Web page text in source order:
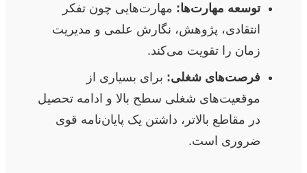
توسعه مهارت‌ها: مهارت‌هایی چون تفکر
انتقادی، پژوهش، نگارش علمی و مدیریت
زمان را تقویت می‌کند.
فرصت‌های شغلی: برای بسیاری از
موقعیت‌های شغلی سطح بالا و ادامه تحصیل
در مقاطع بالاتر، داشتن یک پایان‌نامه قوی
ضروری است.